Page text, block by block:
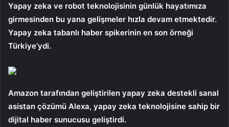
Yapay zeka ve robot teknolojisinin günlük hayatımıza
girmesinden bu yana gelişmeler hızla devam etmektedir.
Yapay zeka tabanlı haber spikerinin en son örneği
Türkiye’ydi.
Amazon tarafından geliştirilen yapay zeka destekli sanal
asistan çözümü Alexa, yapay zeka teknolojisine sahip bir
dijital haber sunucusu geliştirdi.